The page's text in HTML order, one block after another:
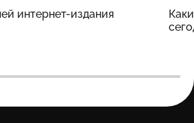
интернет-издания